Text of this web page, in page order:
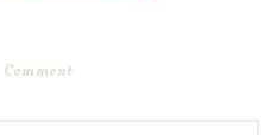
Comment